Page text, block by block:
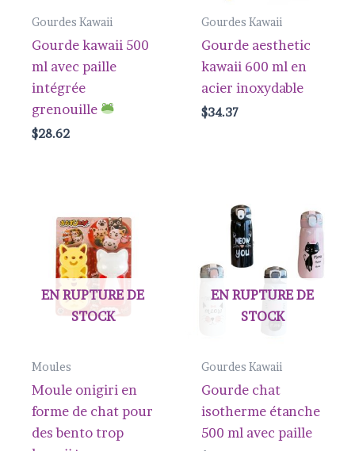
Gourdes Kawaii
Gourde kawaii 500
ml avec paille
intégrée
grenouille
$28.62
Gourdes Kawaii
Gourde aesthetic
kawaii 600 ml en
acier inoxydable
$34.37
EN RUPTURE DE
STOCK
Moules
Moule onigiri en
forme de chat pour
des bento trop
EN RUPTURE DE
STOCK
Gourdes Kawaii
Gourde chat
isotherme étanche
500 ml avec paille